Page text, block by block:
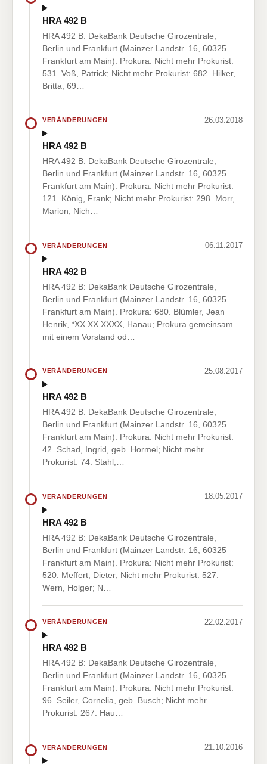
HRA 492 B
HRA 492 B: DekaBank Deutsche Girozentrale,
Berlin und Frankfurt (Mainzer Landstr. 16, 60325
Frankfurt am Main). Prokura: Nicht mehr Prokurist:
531. Voß, Patrick; Nicht mehr Prokurist: 682. Hilker,
Britta; 69…
VERÄNDERUNGEN 26.03.2018
HRA 492 B
HRA 492 B: DekaBank Deutsche Girozentrale,
Berlin und Frankfurt (Mainzer Landstr. 16, 60325
Frankfurt am Main). Prokura: Nicht mehr Prokurist:
121. König, Frank; Nicht mehr Prokurist: 298. Morr,
Marion; Nich…
VERÄNDERUNGEN 06.11.2017
HRA 492 B
HRA 492 B: DekaBank Deutsche Girozentrale,
Berlin und Frankfurt (Mainzer Landstr. 16, 60325
Frankfurt am Main). Prokura: 680. Blümler, Jean
Henrik, *XX.XX.XXXX, Hanau; Prokura gemeinsam
mit einem Vorstand od…
VERÄNDERUNGEN 25.08.2017
HRA 492 B
HRA 492 B: DekaBank Deutsche Girozentrale,
Berlin und Frankfurt (Mainzer Landstr. 16, 60325
Frankfurt am Main). Prokura: Nicht mehr Prokurist:
42. Schad, Ingrid, geb. Hormel; Nicht mehr
Prokurist: 74. Stahl,…
VERÄNDERUNGEN 18.05.2017
HRA 492 B
HRA 492 B: DekaBank Deutsche Girozentrale,
Berlin und Frankfurt (Mainzer Landstr. 16, 60325
Frankfurt am Main). Prokura: Nicht mehr Prokurist:
520. Meffert, Dieter; Nicht mehr Prokurist: 527.
Wern, Holger; N…
VERÄNDERUNGEN 22.02.2017
HRA 492 B
HRA 492 B: DekaBank Deutsche Girozentrale,
Berlin und Frankfurt (Mainzer Landstr. 16, 60325
Frankfurt am Main). Prokura: Nicht mehr Prokurist:
96. Seiler, Cornelia, geb. Busch; Nicht mehr
Prokurist: 267. Hau…
VERÄNDERUNGEN 21.10.2016